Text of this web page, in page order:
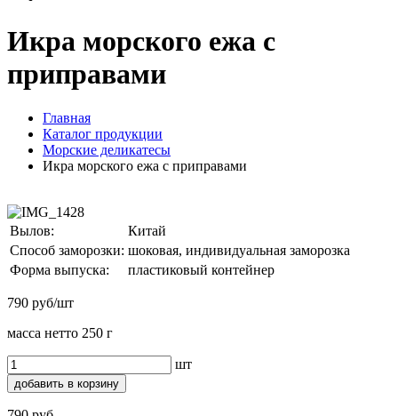
Икра морского ежа с
приправами
Главная
Каталог продукции
Морские деликатесы
Икра морского ежа с приправами
Вылов:
Китай
Способ заморозки: шоковая, индивидуальная заморозка
Форма выпуска:
пластиковый контейнер
790 руб/шт
масса нетто 250 г
шт
добавить в корзину